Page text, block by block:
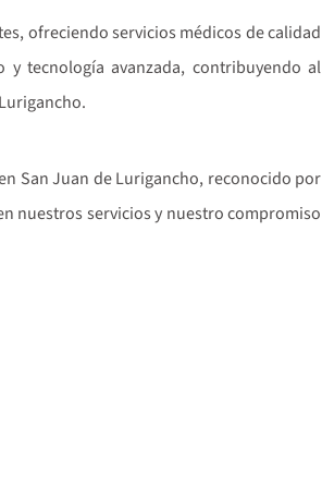
ofreciendo servicios médicos de calidad
tecnología avanzada, contribuyendo al
San Juan de Lurigancho, reconocido por
nuestros servicios y nuestro compromiso